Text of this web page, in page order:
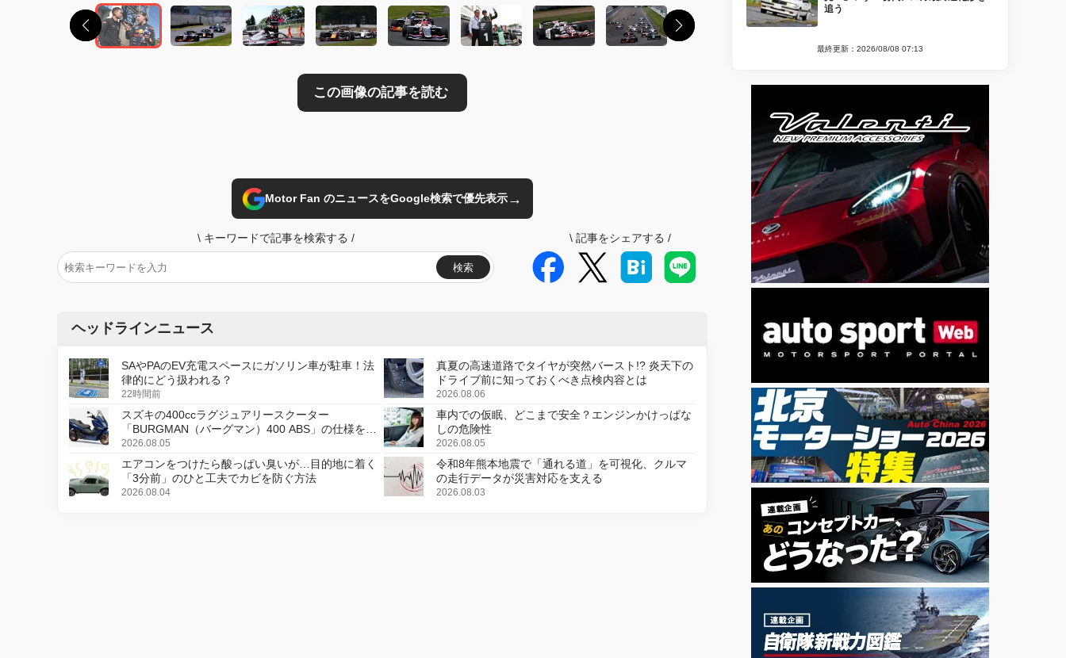
Motor Fan のニュースをGoogle検索で優先表示→
\ キーワードで記事を検索する /
検索
\ 記事をシェアする /
ヘッドラインニュース
SAやPAのEV充電スペースにガソリン車が駐車！法
律的にどう扱われる？
22時間前
真夏の高速道路でタイヤが突然バースト!? 炎天下の
ドライブ前に知っておくべき点検内容とは
2026.08.06
スズキの400ccラグジュアリースクーター
「BURGMAN（バーグマン）400 ABS」の仕様を変
更し、8月18日に発売
2026.08.05
車内での仮眠、どこまで安全？エンジンかけっぱな
しの危険性
2026.08.05
エアコンをつけたら酸っぱい臭いが…目的地に着く
「3分前」のひと工夫でカビを防ぐ方法
2026.08.04
令和8年熊本地震で「通れる道」を可視化、クルマ
の走行データが災害対応を支える
2026.08.03
追う
最終更新：2026/08/08 07:13